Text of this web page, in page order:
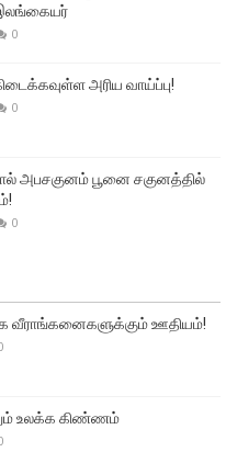
இலங்கையர்
0
அரிய வாய்ப்பு!
0
அபசகுனம் பூனை சகுனத்தில்
0
வீராங்கனைகளுக்கும் ஊதியம்!
உலக்க கிண்ணம்